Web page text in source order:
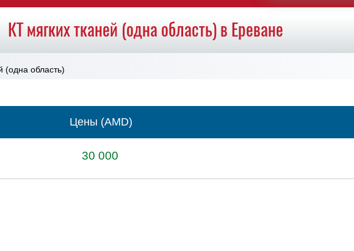
КТ мягких тканей (одна область) в Ереване
(одна область)
Цены (AMD)
30 000